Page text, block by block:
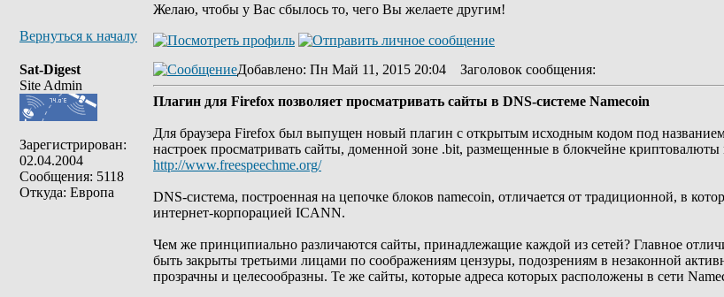
Желаю, чтобы у Вас сбылось то, чего Вы желаете другим!
Вернуться к началу
Sat-Digest
Site Admin
Зарегистрирован:
02.04.2004
Сообщения: 5118
Откуда: Европа
Добавлено: Пн Май 11, 2015 20:04 Заголовок сообщения:
Плагин для Firefox позволяет просматривать сайты в DNS-системе Namecoin
Для браузера Firefox был выпущен новый плагин с открытым исходным кодом под
настроек просматривать сайты, доменной зоне .bit, размещенные в блокчейне криптовалюты
http://www.freespeechme.org/
DNS-система, построенная на цепочке блоков namecoin, отличается от традиционной, в
интернет-корпорацией ICANN.
Чем же принципиально различаются сайты, принадлежащие каждой из сетей? Главное
быть закрыты третьими лицами по соображениям цензуры, подозрениям в незаконной
прозрачны и целесообразны. Те же сайты, которые адреса которых расположены в сети